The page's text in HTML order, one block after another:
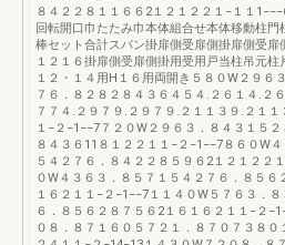
８４２２８１１６６2１２１２２１−１１
回転開口巾たたみ巾本体組合せ本体移動柱門
棒セット合計スパン掛扉側受扉側掛扉側受扉
１２１６掛扉側受扉側掛用受用戸当柱吊元柱
１２・１４用H１６用両開き５８０W２９６
７６．８２８２８４３６４５４.２６１４.２
７７４.２９７９.２９７９.２１１３９.２１１
１−２−1−−7７２０W２９６３．８４３１５２
８４３６11８１２２１１−２−1−−7８６０W
５４２７６．８４２２８５９６2１２１２２
０W４３６３．８５７１５４２７６．８５６
１６２１１−２−1−−7１１４０W５７６３．８
６．８５６２８７５６2１６１６２１１−２
０８．８７１６０５７２１．８７０７３８０